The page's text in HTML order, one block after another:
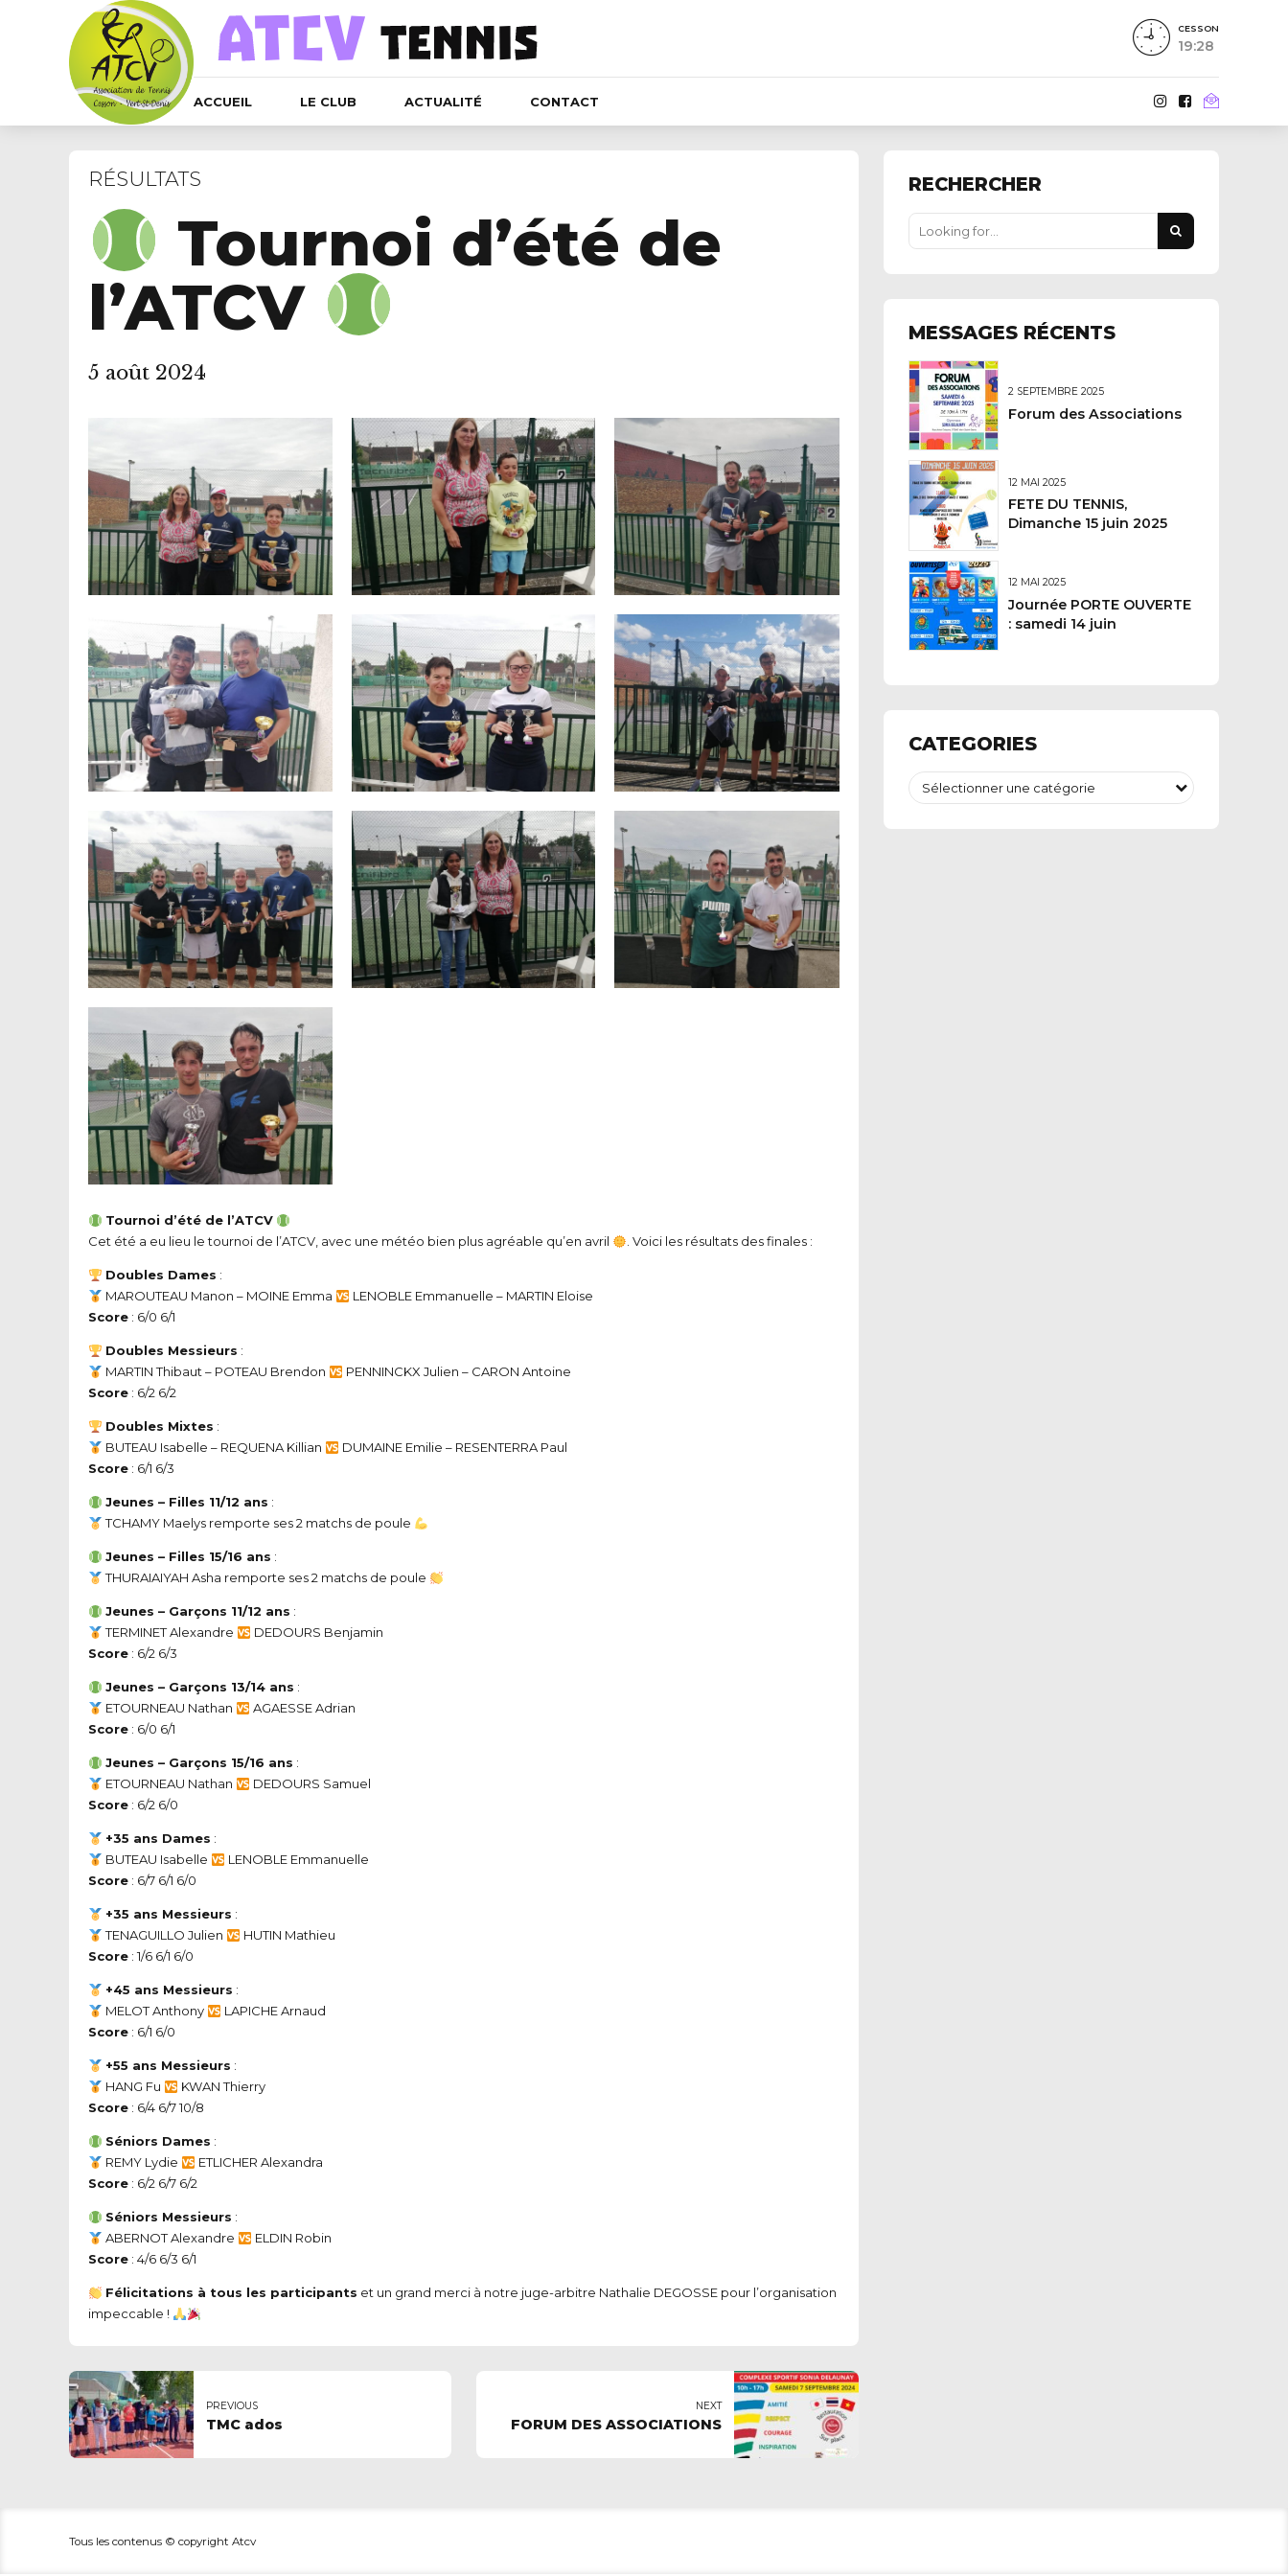
CESSON
19:28
ACCUEIL LE CLUB ACTUALITÉ CONTACT
RÉSULTATS
Tournoi d’été de
l’ATCV
5 août 2024
Tournoi d’été de l’ATCV
Cet été a eu lieu le tournoi de l’ATCV, avec une météo bien plus agréable qu’en avril
. Voici les résultats des finales :
Doubles Dames :
MAROUTEAU Manon – MOINE Emma
LENOBLE Emmanuelle – MARTIN Eloise
Score : 6/0 6/1
Doubles Messieurs :
MARTIN Thibaut – POTEAU Brendon
PENNINCKX Julien – CARON Antoine
Score : 6/2 6/2
Doubles Mixtes :
BUTEAU Isabelle – REQUENA Killian
DUMAINE Emilie – RESENTERRA Paul
Score : 6/1 6/3
Jeunes – Filles 11/12 ans :
TCHAMY Maelys remporte ses 2 matchs de poule
Jeunes – Filles 15/16 ans :
THURAIAIYAH Asha remporte ses 2 matchs de poule
Jeunes – Garçons 11/12 ans :
TERMINET Alexandre
DEDOURS Benjamin
Score : 6/2 6/3
Jeunes – Garçons 13/14 ans :
ETOURNEAU Nathan
AGAESSE Adrian
Score : 6/0 6/1
Jeunes – Garçons 15/16 ans :
ETOURNEAU Nathan
DEDOURS Samuel
Score : 6/2 6/0
+35 ans Dames :
BUTEAU Isabelle
LENOBLE Emmanuelle
Score : 6/7 6/1 6/0
+35 ans Messieurs :
TENAGUILLO Julien
HUTIN Mathieu
Score : 1/6 6/1 6/0
+45 ans Messieurs :
MELOT Anthony
LAPICHE Arnaud
Score : 6/1 6/0
+55 ans Messieurs :
HANG Fu
KWAN Thierry
Score : 6/4 6/7 10/8
Séniors Dames :
REMY Lydie
ETLICHER Alexandra
Score : 6/2 6/7 6/2
Séniors Messieurs :
ABERNOT Alexandre
ELDIN Robin
Score : 4/6 6/3 6/1
Félicitations à tous les participants et un grand merci à notre juge-arbitre Nathalie DEGOSSE pour l’organisation
impeccable !
PREVIOUS
TMC ados
NEXT
FORUM DES ASSOCIATIONS
RECHERCHER
MESSAGES RÉCENTS
2 SEPTEMBRE 2025
Forum des Associations
12 MAI 2025
FETE DU TENNIS,
Dimanche 15 juin 2025
12 MAI 2025
Journée PORTE OUVERTE
: samedi 14 juin
CATEGORIES
Sélectionner une catégorie
Tous les contenus © copyright Atcv